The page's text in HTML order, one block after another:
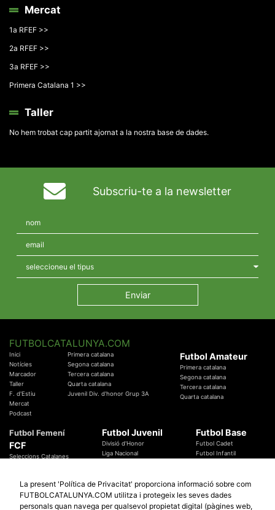
Mercat
1a RFEF >>
2a RFEF >>
3a RFEF >>
Primera Catalana 1 >>
Taller
No hem trobat cap partit ajornat a la nostra base de dades.
Subscriu-te a la newsletter
FUTBOLCATALUNYA.COM
Inici
Notícies
Marcador
Taller
F. d'Estiu
Mercat
Podcast
Primera catalana
Segona catalana
Tercera catalana
Quarta catalana
Juvenil Div. d'honor Grup 3A
Futbol Amateur
Primera catalana
Segona catalana
Tercera catalana
Quarta catalana
Futbol Femení
FCF
Seleccions Catalanes
Temes Federatius
Futbol Juvenil
Divisió d'Honor
Liga Nacional
Futbol Base
Futbol Cadet
Futbol Infantil
Futbol Catalunya Especials
La present 'Política de Privacitat' proporciona informació sobre com
FUTBOLCATALUNYA.COM utilitza i protegeix les seves dades
personals quan navega per qualsevol propietat digital (pàgines web,